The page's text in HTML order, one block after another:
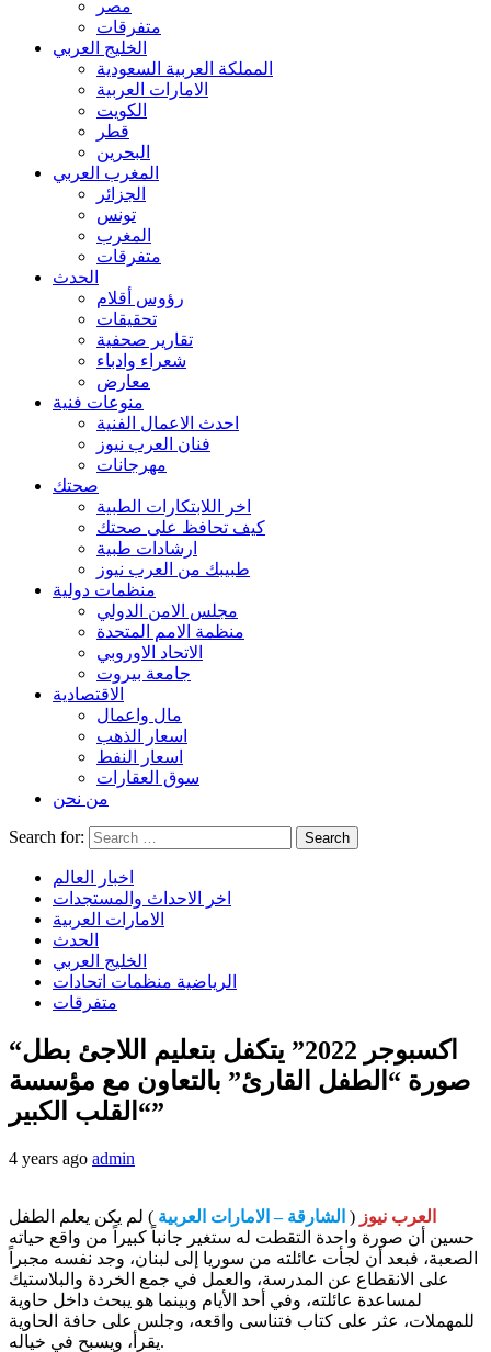
مصر
متفرقات
الخليج العربي
المملكة العربية السعودية
الامارات العربية
الكويت
قطر
البحرين
المغرب العربي
الجزائر
تونس
المغرب
متفرقات
الحدث
رؤوس أقلام
تحقيقات
تقارير صحفية
شعراء وادباء
معارض
منوعات فنية
احدث الاعمال الفنية
فنان العرب نيوز
مهرجانات
صحتك
اخر اللابتكارات الطبية
كيف تحافظ على صحتك
ارشادات طبية
طبيبك من العرب نيوز
منظمات دولية
مجلس الامن الدولي
منظمة الامم المتحدة
الاتحاد الاوروبي
جامعة بيروت
الاقتصادية
مال واعمال
اسعار الذهب
اسعار النفط
سوق العقارات
من نحن
Search for:
اخبار العالم
اخر الاحداث والمستجدات
الامارات العربية
الحدث
الخليج العربي
الرياضية منظمات اتحادات
متفرقات
“اكسبوجر 2022” يتكفل بتعليم اللاجئ بطل
صورة “الطفل القارئ” بالتعاون مع مؤسسة
“القلب الكبير”
4 years ago admin
العرب نيوز ( الشارقة – الامارات العربية ) لم يكن يعلم الطفل
حسين أن صورة واحدة التقطت له ستغير جانباً كبيراً من واقع حياته
الصعبة، فبعد أن لجأت عائلته من سوريا إلى لبنان، وجد نفسه مجبراً
على الانقطاع عن المدرسة، والعمل في جمع الخردة والبلاستيك
لمساعدة عائلته، وفي أحد الأيام وبينما هو يبحث داخل حاوية
للمهملات، عثر على كتاب فتناسى واقعه، وجلس على حافة الحاوية
يقرأ، ويسبح في خياله.